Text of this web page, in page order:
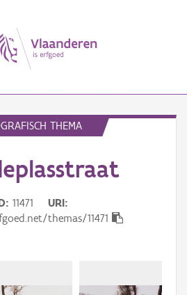
THEMA
11471
URI
themas/11471